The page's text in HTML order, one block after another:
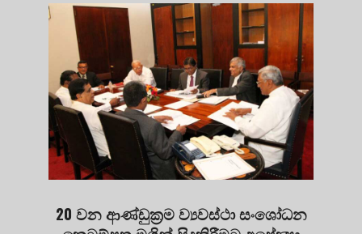
20 වන ආණ්ඩුක්‍රම ව්‍යවස්ථා සංශෝධන